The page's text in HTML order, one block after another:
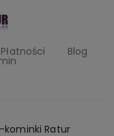
Płatności Blog
kominki Ratur